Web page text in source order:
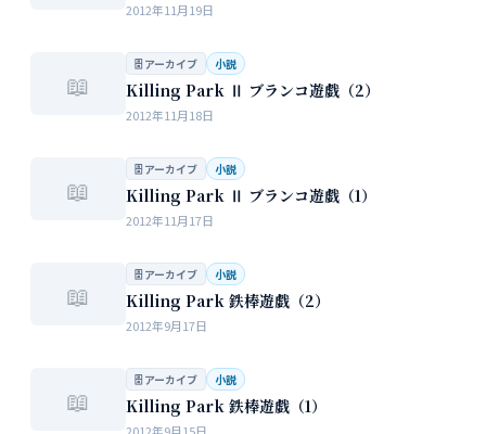
2012年11月19日
📖
🗄 アーカイブ 小説
Killing Park Ⅱ ブランコ遊戯（2）
2012年11月18日
📖
🗄 アーカイブ 小説
Killing Park Ⅱ ブランコ遊戯（1）
2012年11月17日
📖
🗄 アーカイブ 小説
Killing Park 鉄棒遊戯（2）
2012年9月17日
📖
🗄 アーカイブ 小説
Killing Park 鉄棒遊戯（1）